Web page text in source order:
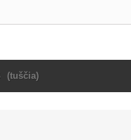
(tuščia)